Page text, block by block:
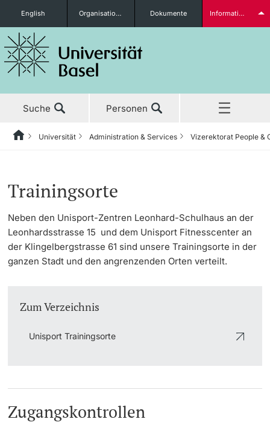
Studieninteressierte
weitere Informationen
English Organisationseinheiten Dokumente Informationen für...
Suche Personen
Forschung
Lehre
Leitung & Organisation
Administration & Services
Bereich der Rektorin
Generalsekretariat
Informationsversorgung &
Vizerektorat Forschung
Vizerektorat Lehre
Human Resources
Organizational Culture
Fachstelle Persönliche Integrität
Aktuelle Meldungen
Programm
Fitnesscenter
Universität & Gesellschaft
Jobs & Karriere
HomeZurückUniversität Administration & Services Vizerektorat People &
Trainingsorte
Neben den Unisport-Zentren Leonhard-Schulhaus an der
Leonhardsstrasse 15 und dem Unisport Fitnesscenter an
der Klingelbergstrasse 61 sind unsere Trainingsorte in der
ganzen Stadt und den angrenzenden Orten verteilt.
Zum Verzeichnis
Unisport Trainingsorte
Zugangskontrollen